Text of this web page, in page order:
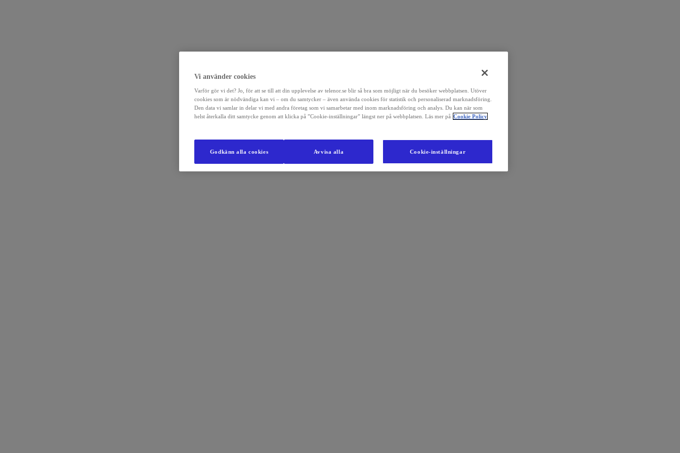
Vi använder cookies
Varför gör vi det? Jo, för att se till att din upplevelse av telenor.se blir så bra som möjligt när du besöker webbplatsen. Utöver
cookies som är nödvändiga kan vi – om du samtycker – även använda cookies för statistik och personaliserad marknadsföring.
Den data vi samlar in delar vi med andra företag som vi samarbetar med inom marknadsföring och analys. Du kan när som
helst återkalla ditt samtycke genom att klicka på ”Cookie-inställningar” längst ner på webbplatsen. Läs mer på Cookie Policy
Cookie-inställningar
Avvisa alla
Godkänn alla cookies